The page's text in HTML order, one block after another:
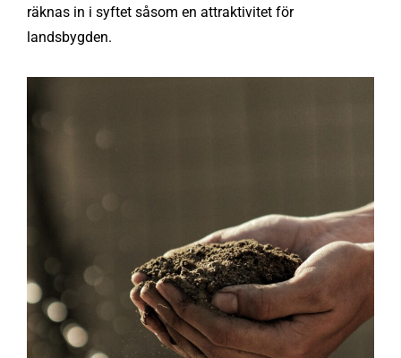
räknas in i syftet såsom en attraktivitet för
landsbygden.